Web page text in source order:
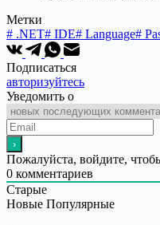
Метки
# .NET# IDE# Language#
Подписаться
авторизуйтесь
Уведомить о
Пожалуйста, войдите,
0 комментариев
Старые
Новые Популярные